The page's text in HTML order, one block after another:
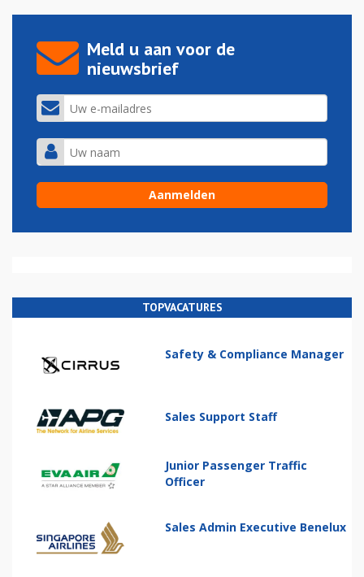
Meld u aan voor de
nieuwsbrief
TOPVACATURES
Safety & Compliance Manager
Sales Support Staff
Junior Passenger Traffic
Officer
Sales Admin Executive Benelux